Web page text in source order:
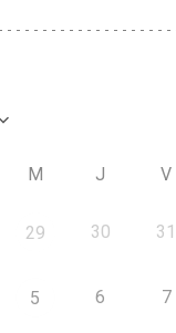
M J V
29 30 31
5 6 7